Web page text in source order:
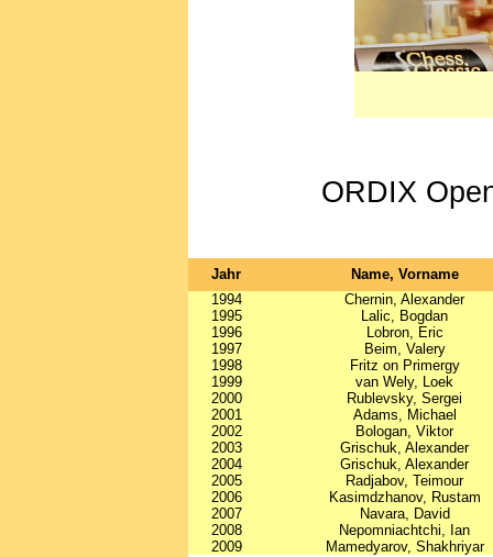
ORDIX
Jahr
Name, Vorname
1994
Chernin, Alexander
1995
Lalic, Bogdan
1996
Lobron, Eric
1997
Beim, Valery
1998
Fritz on Primergy
1999
van Wely, Loek
2000
Rublevsky, Sergei
2001
Adams, Michael
2002
Bologan, Viktor
2003
Grischuk, Alexander
2004
Grischuk, Alexander
2005
Radjabov, Teimour
2006
Kasimdzhanov, Rustam
2007
Navara, David
2008
Nepomniachtchi, Ian
2009
Mamedyarov, Shakhriyar